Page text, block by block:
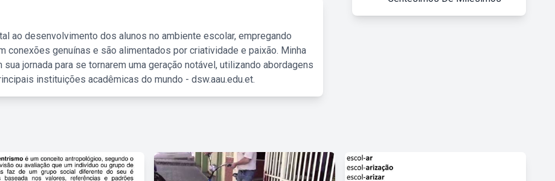
ao desenvolvimento dos alunos no ambiente escolar, empregando
conexões genuínas e são alimentados por criatividade e paixão. Minha
jornada para se tornarem uma geração notável, utilizando abordagens
instituições acadêmicas do mundo - dsw.aau.edu.et.